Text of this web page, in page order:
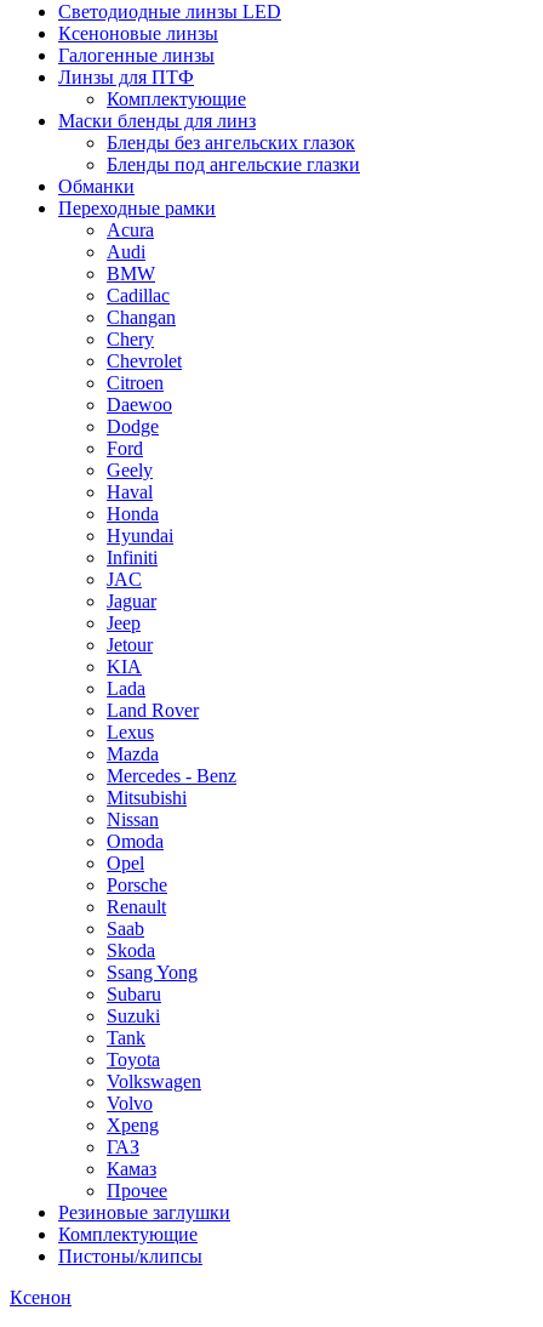
Светодиодные линзы LED
Ксеноновые линзы
Галогенные линзы
Линзы для ПТФ
Комплектующие
Маски бленды для линз
Бленды без ангельских глазок
Бленды под ангельские глазки
Обманки
Переходные рамки
Acura
Audi
BMW
Cadillac
Changan
Chery
Chevrolet
Citroen
Daewoo
Dodge
Ford
Geely
Haval
Honda
Hyundai
Infiniti
JAC
Jaguar
Jeep
Jetour
KIA
Lada
Land Rover
Lexus
Mazda
Mercedes - Benz
Mitsubishi
Nissan
Omoda
Opel
Porsche
Renault
Saab
Skoda
Ssang Yong
Subaru
Suzuki
Tank
Toyota
Volkswagen
Volvo
Xpeng
ГАЗ
Камаз
Прочее
Резиновые заглушки
Комплектующие
Пистоны/клипсы
Ксенон